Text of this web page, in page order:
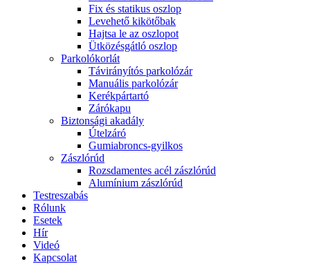
Fix és statikus oszlop
Levehető kikötőbak
Hajtsa le az oszlopot
Ütközésgátló oszlop
Parkolókorlát
Távirányítós parkolózár
Manuális parkolózár
Kerékpártartó
Zárókapu
Biztonsági akadály
Útelzáró
Gumiabroncs-gyilkos
Zászlórúd
Rozsdamentes acél zászlórúd
Alumínium zászlórúd
Testreszabás
Rólunk
Esetek
Hír
Videó
Kapcsolat